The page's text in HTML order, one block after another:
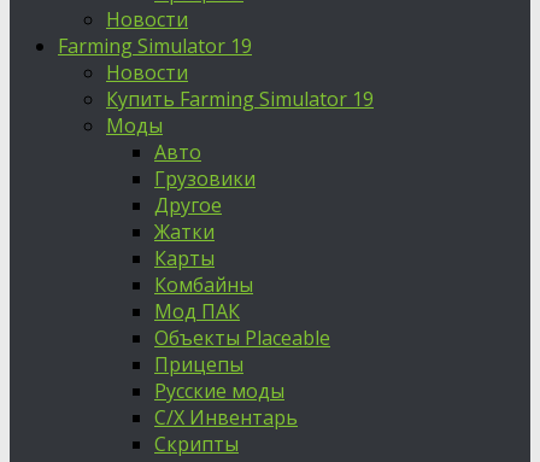
Новости
Farming Simulator 19
Новости
Купить Farming Simulator 19
Моды
Авто
Грузовики
Другое
Жатки
Карты
Комбайны
Мод ПАК
Объекты Placeable
Прицепы
Русские моды
С/Х Инвентарь
Скрипты